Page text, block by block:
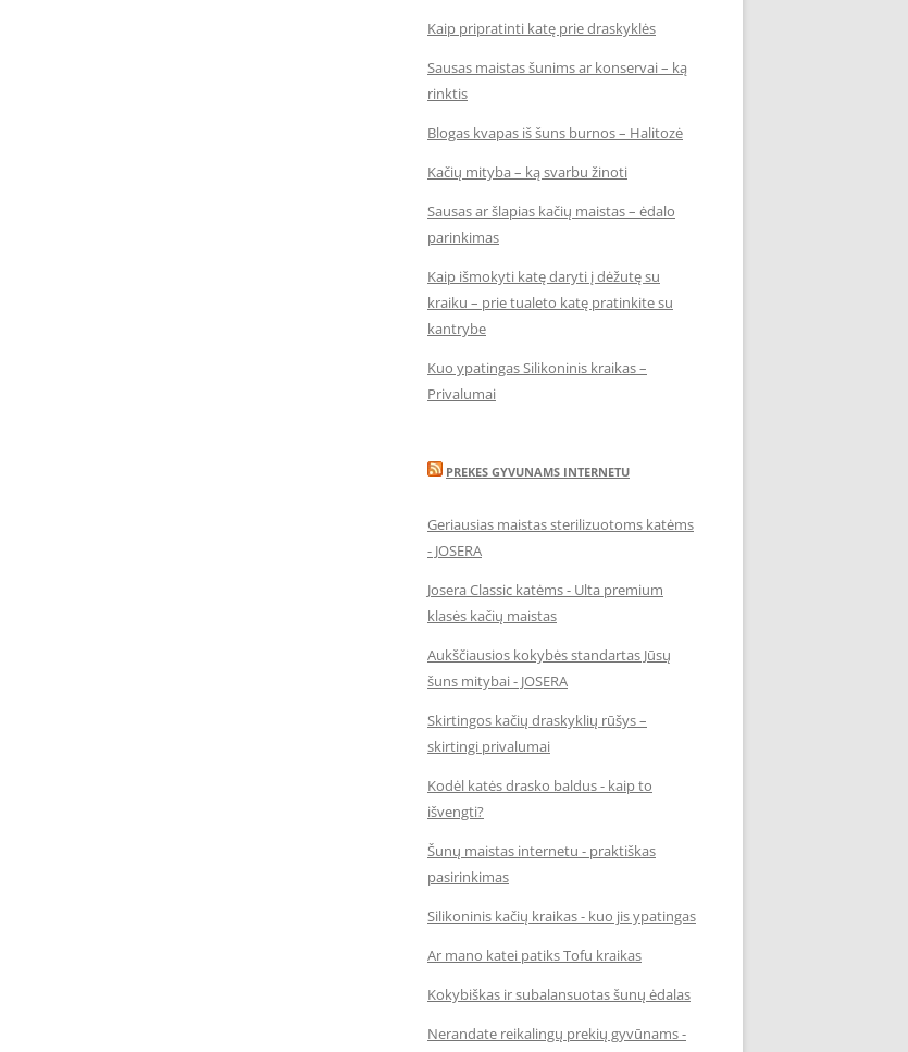
Kaip pripratinti katę prie draskyklės
Sausas maistas šunims ar konservai – ką
rinktis
Blogas kvapas iš šuns burnos – Halitozė
Kačių mityba – ką svarbu žinoti
Sausas ar šlapias kačių maistas – ėdalo
parinkimas
Kaip išmokyti katę daryti į dėžutę su
kraiku – prie tualeto katę pratinkite su
kantrybe
Kuo ypatingas Silikoninis kraikas –
Privalumai
PREKES GYVUNAMS INTERNETU
Geriausias maistas sterilizuotoms katėms
- JOSERA
Josera Classic katėms - Ulta premium
klasės kačių maistas
Aukščiausios kokybės standartas Jūsų
šuns mitybai - JOSERA
Skirtingos kačių draskyklių rūšys –
skirtingi privalumai
Kodėl katės drasko baldus - kaip to
išvengti?
Šunų maistas internetu - praktiškas
pasirinkimas
Silikoninis kačių kraikas - kuo jis ypatingas
Ar mano katei patiks Tofu kraikas
Kokybiškas ir subalansuotas šunų ėdalas
Nerandate reikalingų prekių gyvūnams -